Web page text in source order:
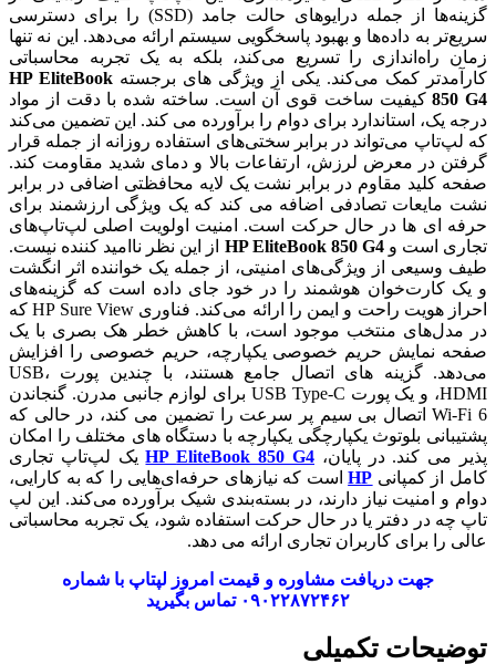
گزینه‌ها از جمله درایوهای حالت جامد (SSD) را برای دسترسی
سریع‌تر به داده‌ها و بهبود پاسخگویی سیستم ارائه می‌دهد. این نه تنها
زمان راه‌اندازی را تسریع می‌کند، بلکه به یک تجربه محاسباتی
کارآمدتر کمک می‌کند. یکی از ویژگی های برجسته HP EliteBook
850 G4کیفیت ساخت قوی آن است. ساخته شده با دقت از مواد
درجه یک، استاندارد برای دوام را برآورده می کند. این تضمین می‌کند
که لپ‌تاپ می‌تواند در برابر سختی‌های استفاده روزانه از جمله قرار
گرفتن در معرض لرزش، ارتفاعات بالا و دمای شدید مقاومت کند.
صفحه کلید مقاوم در برابر نشت یک لایه محافظتی اضافی در برابر
نشت مایعات تصادفی اضافه می کند که یک ویژگی ارزشمند برای
حرفه ای ها در حال حرکت است. امنیت اولویت اصلی لپ‌تاپ‌های
تجاری است وHP EliteBook 850 G4 از این نظر ناامید کننده نیست.
طیف وسیعی از ویژگی‌های امنیتی، از جمله یک خواننده اثر انگشت
و یک کارت‌خوان هوشمند را در خود جای داده است که گزینه‌های
احراز هویت راحت و ایمن را ارائه می‌کند. فناوری HP Sure View که
در مدل‌های منتخب موجود است، با کاهش خطر هک بصری با یک
صفحه نمایش حریم خصوصی یکپارچه، حریم خصوصی را افزایش
می‌دهد. گزینه های اتصال جامع هستند، با چندین پورت USB،
HDMI، و یک پورت USB Type-C برای لوازم جانبی مدرن. گنجاندن
Wi-Fi 6 اتصال بی سیم پر سرعت را تضمین می کند، در حالی که
پشتیبانی بلوتوث یکپارچگی یکپارچه با دستگاه های مختلف را امکان
پذیر می کند. در پایان،
HPEliteBook 850 G4
یک لپ‌تاپ تجاری
کامل از کمپانی HP است که نیازهای حرفه‌ای‌هایی را که به کارایی،
دوام و امنیت نیاز دارند، در بسته‌بندی شیک برآورده می‌کند. این لپ
تاپ چه در دفتر یا در حال حرکت استفاده شود، یک تجربه محاسباتی
عالی را برای کاربران تجاری ارائه می دهد.
جهت دریافت مشاوره و قیمت امروز لپتاپ با شماره
۰۹۰۲۲۸۷۲۴۶۲ تماس بگیرید
توضیحات تکمیلی